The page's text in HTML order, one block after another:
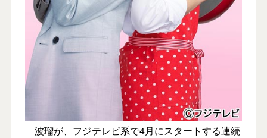
波瑠が、フジテレビ系で4月にスタートする連続